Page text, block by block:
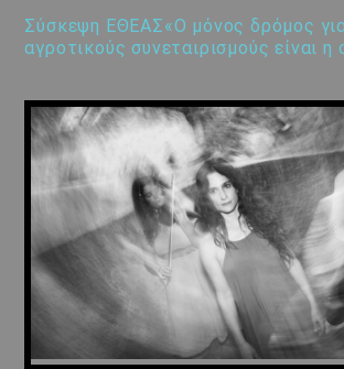
Σύσκεψη ΕΘΕΑΣ«Ο μόνος δρόμος
αγροτικούς συνεταιρισμούς είναι η